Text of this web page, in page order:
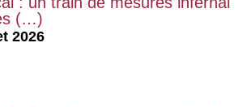
(…)
2026